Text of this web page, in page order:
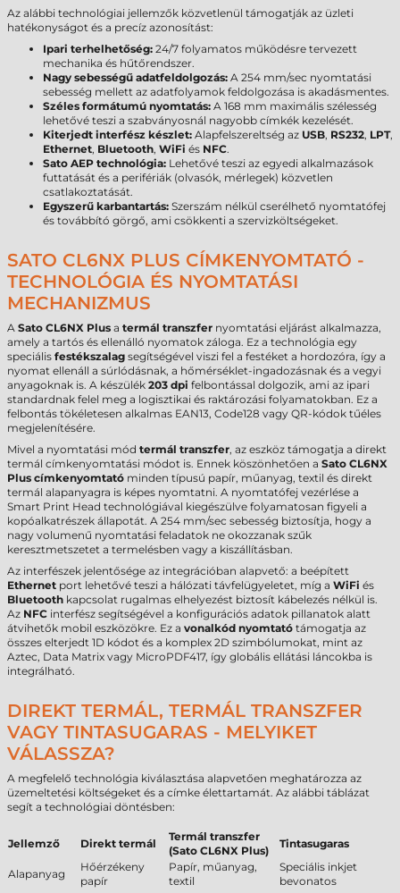
Az alábbi technológiai jellemzők közvetlenül támogatják az üzleti
hatékonyságot és a precíz azonosítást:
Ipari terhelhetőség: 24/7 folyamatos működésre tervezett
mechanika és hűtőrendszer.
Nagy sebességű adatfeldolgozás: A 254 mm/sec nyomtatási
sebesség mellett az adatfolyamok feldolgozása is akadásmentes.
Széles formátumú nyomtatás: A 168 mm maximális szélesség
lehetővé teszi a szabványosnál nagyobb címkék kezelését.
Kiterjedt interfész készlet: Alapfelszereltség az USB, RS232, LPT,
Ethernet, Bluetooth, WiFi és NFC.
Sato AEP technológia: Lehetővé teszi az egyedi alkalmazások
futtatását és a perifériák (olvasók, mérlegek) közvetlen
csatlakoztatását.
Egyszerű karbantartás: Szerszám nélkül cserélhető nyomtatófej
és továbbító görgő, ami csökkenti a szervizköltségeket.
SATO CL6NX PLUS CÍMKENYOMTATÓ -
TECHNOLÓGIA ÉS NYOMTATÁSI
MECHANIZMUS
A Sato CL6NX Plus a termál transzfer nyomtatási eljárást alkalmazza,
amely a tartós és ellenálló nyomatok záloga. Ez a technológia egy
speciális festékszalag segítségével viszi fel a festéket a hordozóra, így a
nyomat ellenáll a súrlódásnak, a hőmérséklet-ingadozásnak és a vegyi
anyagoknak is. A készülék 203 dpi felbontással dolgozik, ami az ipari
standardnak felel meg a logisztikai és raktározási folyamatokban. Ez a
felbontás tökéletesen alkalmas EAN13, Code128 vagy QR-kódok tűéles
megjelenítésére.
Mivel a nyomtatási mód termál transzfer, az eszköz támogatja a direkt
termál címkenyomtatási módot is. Ennek köszönhetően a Sato CL6NX
Plus címkenyomtató minden típusú papír, műanyag, textil és direkt
termál alapanyagra is képes nyomtatni. A nyomtatófej vezérlése a
Smart Print Head technológiával kiegészülve folyamatosan figyeli a
kopóalkatrészek állapotát. A 254 mm/sec sebesség biztosítja, hogy a
nagy volumenű nyomtatási feladatok ne okozzanak szűk
keresztmetszetet a termelésben vagy a kiszállításban.
Az interfészek jelentősége az integrációban alapvető: a beépített
Ethernet port lehetővé teszi a hálózati távfelügyeletet, míg a WiFi és
Bluetooth kapcsolat rugalmas elhelyezést biztosít kábelezés nélkül is.
Az NFC interfész segítségével a konfigurációs adatok pillanatok alatt
átvihetők mobil eszközökre. Ez a vonalkód nyomtató támogatja az
összes elterjedt 1D kódot és a komplex 2D szimbólumokat, mint az
Aztec, Data Matrix vagy MicroPDF417, így globális ellátási láncokba is
integrálható.
DIREKT TERMÁL, TERMÁL TRANSZFER
VAGY TINTASUGARAS - MELYIKET
VÁLASSZA?
A megfelelő technológia kiválasztása alapvetően meghatározza az
üzemeltetési költségeket és a címke élettartamát. Az alábbi táblázat
segít a technológiai döntésben:
Jellemző Direkt termál
Termál transzfer
(Sato CL6NX Plus)
Tintasugaras
Alapanyag
Hőérzékeny
papír
Papír, műanyag,
textil
Speciális inkjet
bevonatos